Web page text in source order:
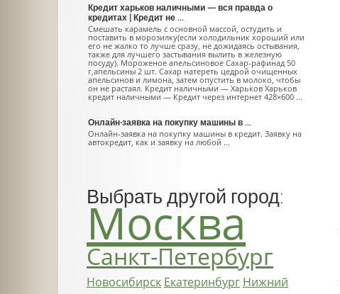
Кредит харьков наличными — вся правда о
кредитах | Кредит не ...
Смешать карамель с основной массой, остудить и
поставить в морозилку(если холодильник хороший или
его не жалко то лучше сразу, не дожидаясь остывания,
также для лучшего застывания вылить в железную
посуду). Мороженое апельсиновое Сахар-рафинад 50
г,апельсины 2 шт. Сахар натереть цедрой очищенных
апельсинов и лимона, затем опустить в молоко, чтобы
он не растаял. Кредит наличными — Харьков Харьков
кредит наличными — Кредит через интернет 428×600 ...
Онлайн-заявка на покупку машины в ...
Онлайн-заявка на покупку машины в кредит. Заявку на
автокредит, как и заявку на любой ...
Выбрать другой город:
Москва
Санкт-Петербург
Новосибирск Екатеринбург Нижний